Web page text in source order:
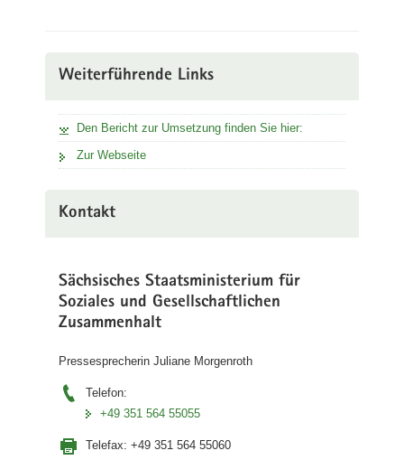
Weiterführende Links
Den Bericht zur Umsetzung finden Sie hier:
Zur Webseite
Kontakt
Sächsisches Staatsministerium für
Soziales und Gesellschaftlichen
Zusammenhalt
Pressesprecherin Juliane Morgenroth
Telefon:
+49 351 564 55055
Telefax: +49 351 564 55060